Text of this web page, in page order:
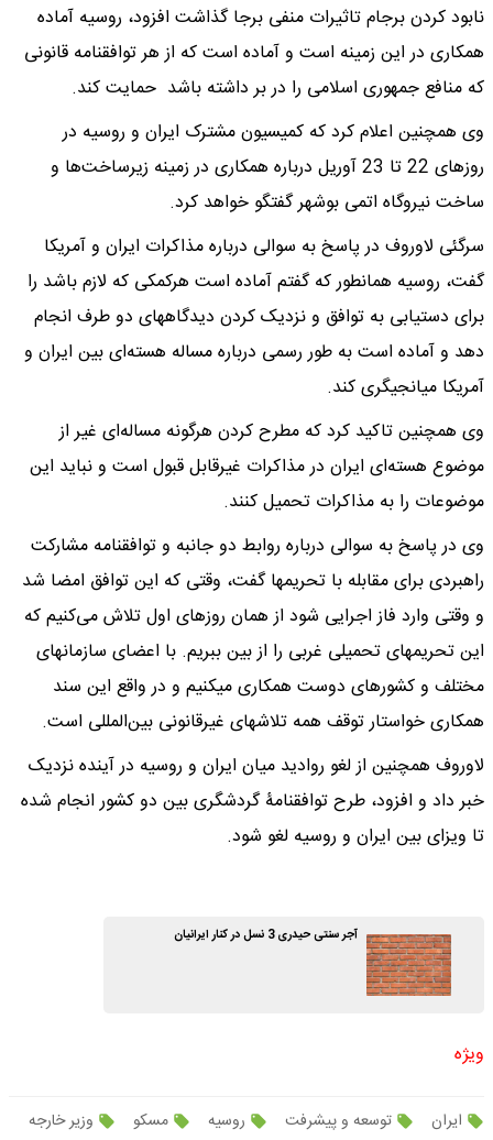
نابود کردن برجام تاثیرات منفی برجا گذاشت افزود، روسیه آماده
همکاری در این زمینه است و آماده است که از هر توافقنامه قانونی
که منافع جمهوری اسلامی را در بر داشته باشد حمایت کند.
وی همچنین اعلام کرد که کمیسیون مشترک ایران و روسیه در
روزهای 22 تا 23 آوریل درباره همکاری در زمینه زیرساخت‌ها و
ساخت نیروگاه اتمی بوشهر گفتگو خواهد کرد.
سرگئی لاوروف در پاسخ به سوالی درباره مذاکرات ایران و آمریکا
گفت، روسیه همانطور که گفتم آماده است هرکمکی که لازم باشد را
برای دستیابی به توافق و نزدیک کردن دیدگاههای دو طرف انجام
دهد و آماده است به طور رسمی درباره مساله هسته‌ای بین ایران و
آمریکا میانجیگری کند.
وی همچنین تاکید کرد که مطرح کردن هرگونه مساله‌ای غیر از
موضوع هسته‌ای ایران در مذاکرات غیرقابل قبول است و نباید این
موضوعات را به مذاکرات تحمیل کنند.
وی در پاسخ به سوالی درباره روابط دو جانبه و توافقنامه مشارکت
راهبردی برای مقابله با تحریمها گفت، وقتی که این توافق امضا شد
و وقتی وارد فاز اجرایی شود از همان روزهای اول تلاش می‌کنیم که
این تحریمهای تحمیلی غربی را از بین ببریم. با اعضای سازمانهای
مختلف و کشورهای دوست همکاری میکنیم و در واقع این سند
همکاری خواستار توقف همه تلاشهای غیرقانونی بین‌المللی است.
لاوروف همچنین از لغو روادید میان ایران و روسیه در آینده نزدیک
خبر داد و افزود، طرح توافقنامۀ گردشگری بین دو کشور انجام شده
تا ویزای بین ایران و روسیه لغو شود.
آجر سنتی حیدری 3 نسل در کنار ایرانیان
ویژه
ایران توسعه و پیشرفت روسیه مسکو وزیر خارجه